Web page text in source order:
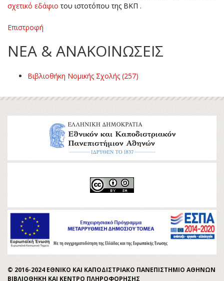
σχετικό εδάφιο του ιστοτόπου της ΒΚΠ .
Επιστροφή
ΝΕΑ & ΑΝΑΚΟΙΝΩΣΕΙΣ
Βιβλιοθήκη Νομικής Σχολής (257)
© 2016-2024 ΕΘΝΙΚΟ ΚΑΙ ΚΑΠΟΔΙΣΤΡΙΑΚΟ ΠΑΝΕΠΙΣΤΗΜΙΟ ΑΘΗΝΩΝ
ΒΙΒΛΙΟΘΗΚΗ ΚΑΙ ΚΕΝΤΡΟ ΠΛΗΡΟΦΟΡΗΣΗΣ